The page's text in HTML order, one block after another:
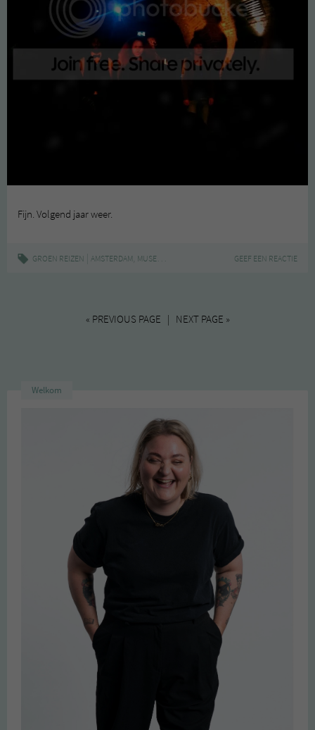
Fijn. Volgend jaar weer.
GROEN REIZEN AMSTERDAM, MUSEUMNACHT GEEF EEN REACTIE
« PREVIOUS PAGE | NEXT PAGE »
Welkom